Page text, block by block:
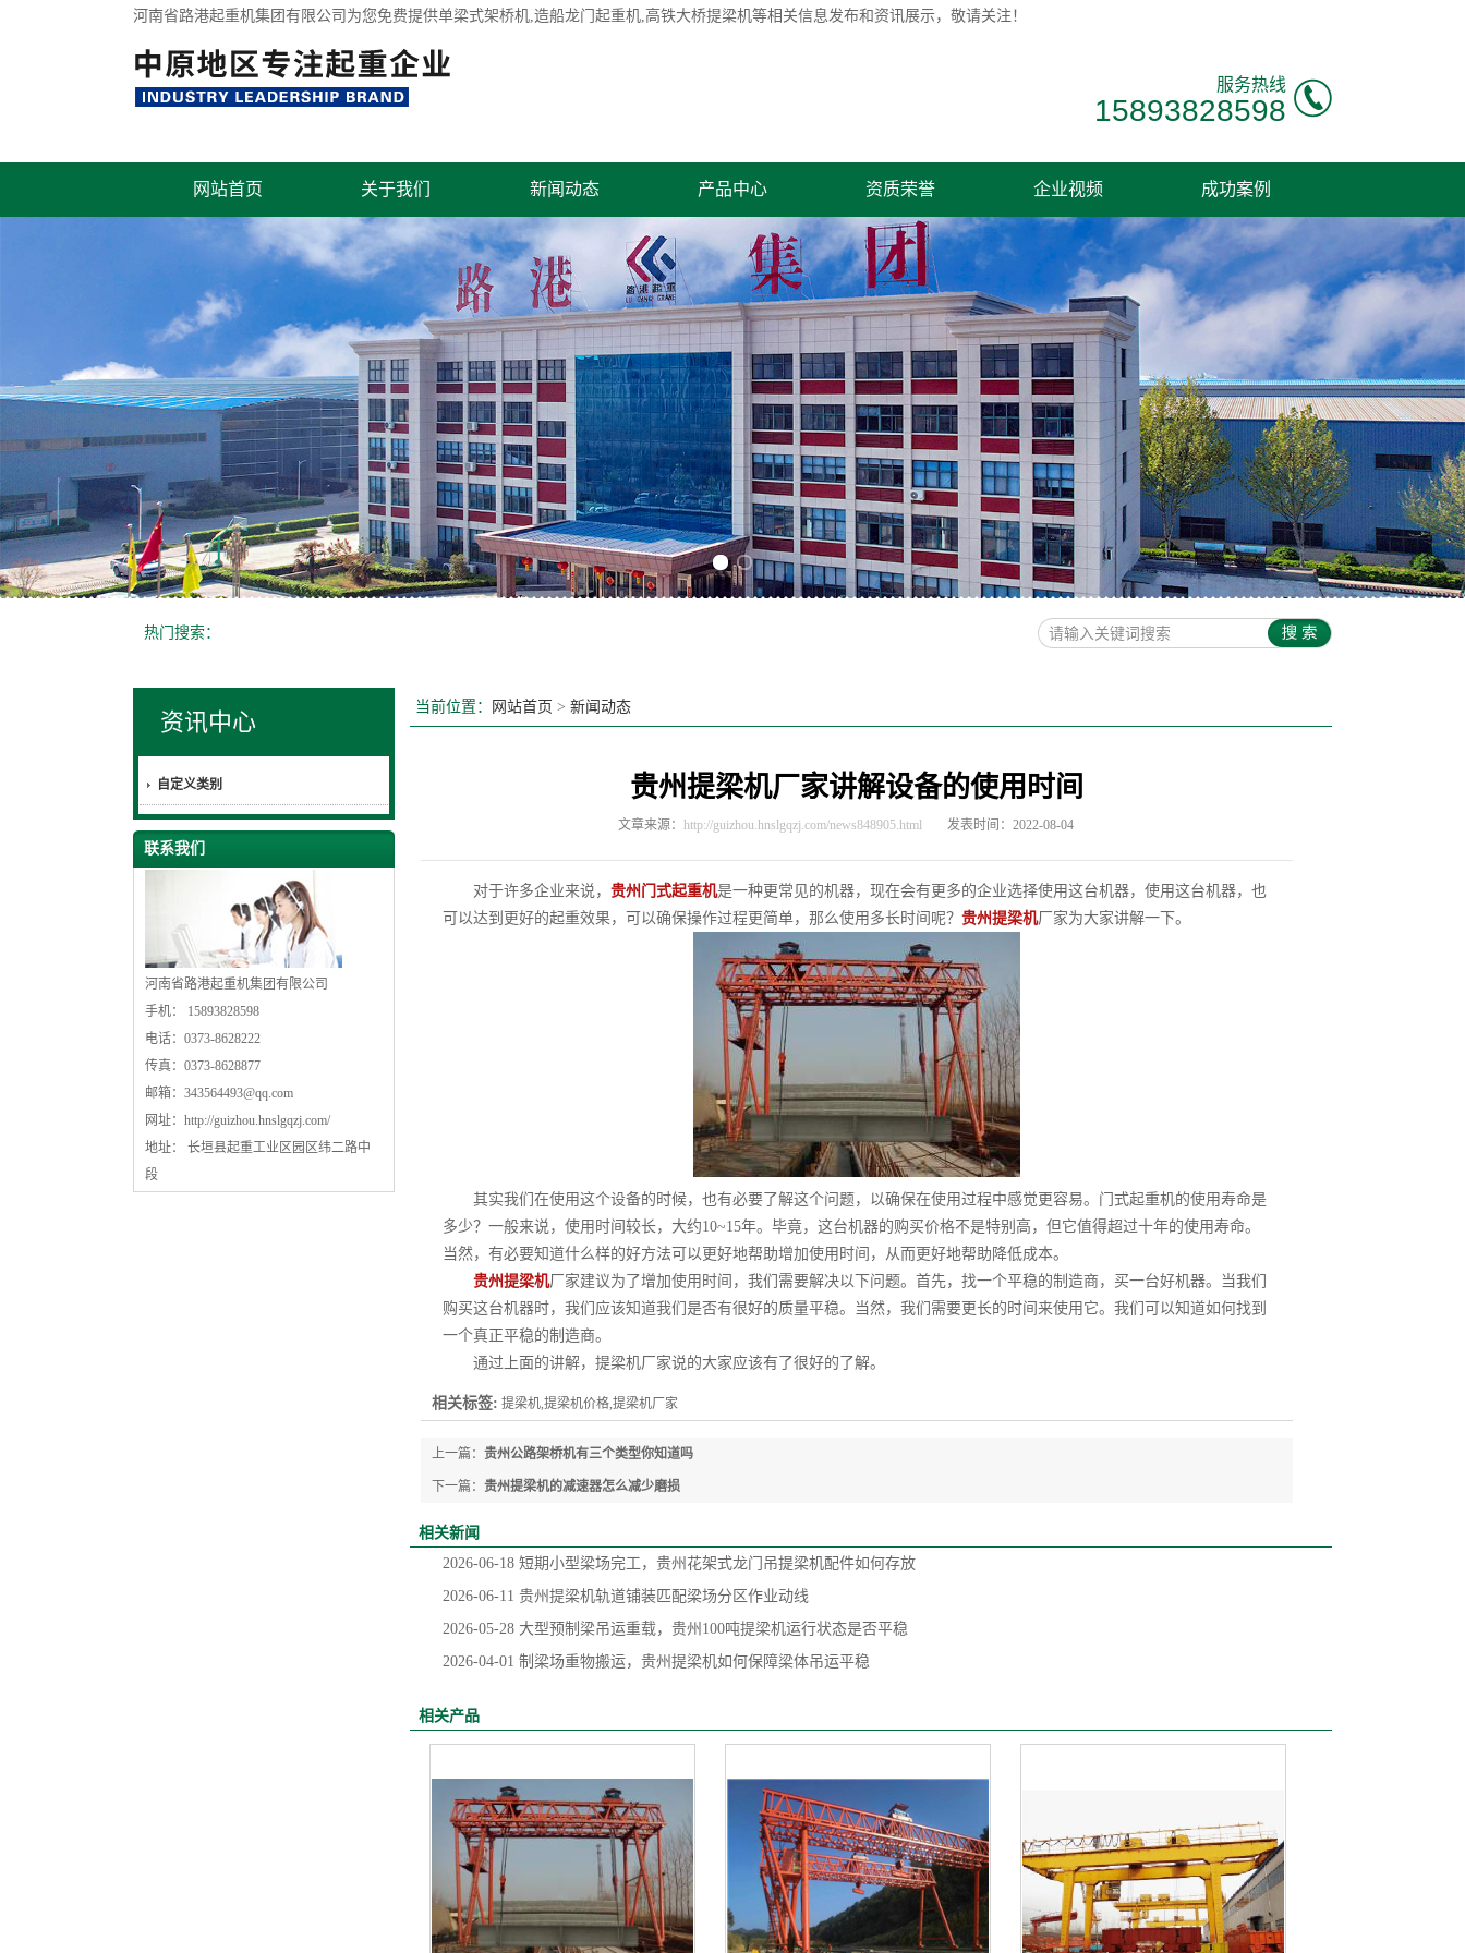
河南省路港起重机集团有限公司为您免费提供单梁式架桥机,造船龙门起重机,高铁大桥提梁机等相关信息发布和资讯展示，敬请关注！
服务热线
15893828598
网站首页 关于我们 新闻动态 产品中心 资质荣誉 企业视频 成功案例
联系我们
热门搜索：
资讯中心
自定义类别
联系我们
河南省路港起重机集团有限公司
手机： 15893828598
电话：0373-8628222
传真：0373-8628877
邮箱： 343564493@qq.com
网址： http://guizhou.hnslgqzj.com/
地址： 长垣县起重工业区园区纬二路中
段
当前位置： 网站首页 > 新闻动态
贵州提梁机厂家讲解设备的使用时间
文章来源： http://guizhou.hnslgqzj.com/news848905.html 发表时间：2022-08-04
对于许多企业来说， 贵州门式起重机是一种更常见的机器，现在会有更多的企业选择使用这台机器，使用这台机器，也
可以达到更好的起重效果，可以确保操作过程更简单，那么使用多长时间呢？ 贵州提梁机厂家为大家讲解一下。
其实我们在使用这个设备的时候，也有必要了解这个问题，以确保在使用过程中感觉更容易。门式起重机的使用寿命是
多少？一般来说，使用时间较长，大约10~15年。毕竟，这台机器的购买价格不是特别高，但它值得超过十年的使用寿命。
当然，有必要知道什么样的好方法可以更好地帮助增加使用时间，从而更好地帮助降低成本。
贵州提梁机厂家建议为了增加使用时间，我们需要解决以下问题。首先，找一个平稳的制造商，买一台好机器。当我们
购买这台机器时，我们应该知道我们是否有很好的质量平稳。当然，我们需要更长的时间来使用它。我们可以知道如何找到
一个真正平稳的制造商。
通过上面的讲解，提梁机厂家说的大家应该有了很好的了解。
相关标签: 提梁机,提梁机价格,提梁机厂家
上一篇： 贵州公路架桥机有三个类型你知道吗
下一篇： 贵州提梁机的减速器怎么减少磨损
相关新闻
2026-06-18 短期小型梁场完工，贵州花架式龙门吊提梁机配件如何存放
2026-06-11 贵州提梁机轨道铺装匹配梁场分区作业动线
2026-05-28 大型预制梁吊运重载，贵州100吨提梁机运行状态是否平稳
2026-04-01 制梁场重物搬运，贵州提梁机如何保障梁体吊运平稳
相关产品